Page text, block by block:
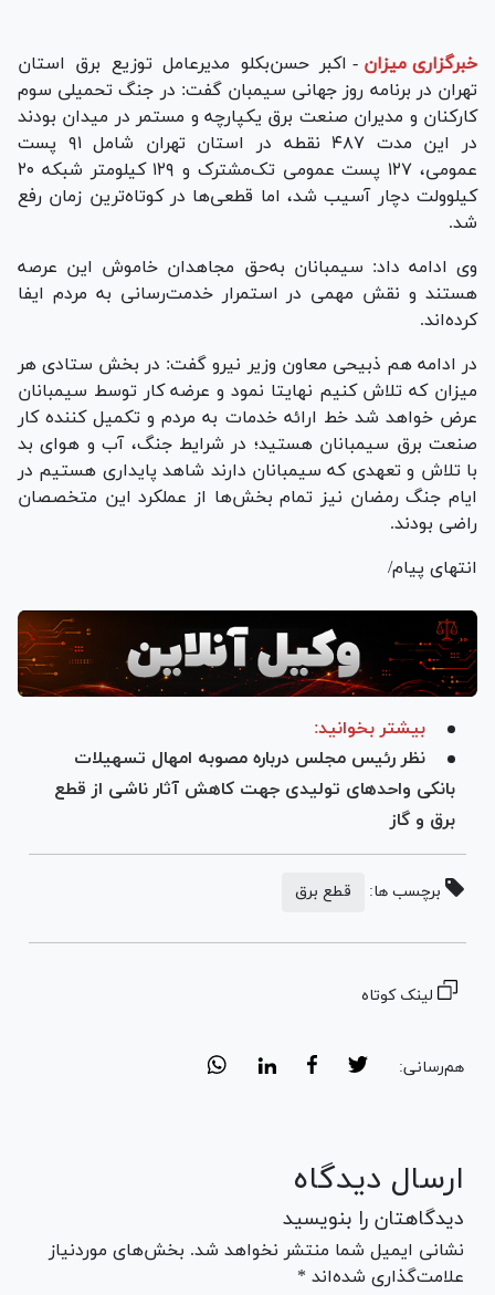
خبرگزاری میزان - اکبر حسن‌بکلو مدیرعامل توزیع برق استان
تهران در برنامه روز جهانی سیمبان گفت: در جنگ تحمیلی سوم
کارکنان و مدیران صنعت برق یکپارچه و مستمر در میدان بودند
در این مدت ۴۸۷ نقطه در استان تهران شامل ۹۱ پست
عمومی، ۱۲۷ پست عمومی تک‌مشترک و ۱۲۹ کیلومتر شبکه ۲۰
کیلوولت دچار آسیب شد، اما قطعی‌ها در کوتاه‌ترین زمان رفع
شد.
وی ادامه داد: سیمبانان به‌حق مجاهدان خاموش این عرصه
هستند و نقش مهمی در استمرار خدمت‌رسانی به مردم ایفا
کرده‌اند.
در ادامه هم ذبیحی معاون وزیر نیرو گفت: در بخش ستادی هر
میزان که تلاش کنیم نهایتا نمود و عرضه کار توسط سیمبانان
عرض خواهد شد خط ارائه خدمات به مردم و تکمیل کننده کار
صنعت برق سیمبانان هستید؛ در شرایط جنگ، آب و هوای بد
با تلاش و تعهدی که سیمبانان دارند شاهد پایداری هستیم در
ایام جنگ رمضان نیز تمام بخش‌ها از عملکرد این متخصصان
راضی بودند.
انتهای پیام/
بیشتر بخوانید:
نظر رئیس مجلس درباره مصوبه امهال تسهیلات
بانکی واحد‌های تولیدی جهت کاهش آثار ناشی از قطع
برق و گاز
برچسب ها: قطع برق
لینک کوتاه
هم‌رسانی:
ارسال دیدگاه
دیدگاهتان را بنویسید
نشانی ایمیل شما منتشر نخواهد شد. بخش‌های موردنیاز
علامت‌گذاری شده‌اند *